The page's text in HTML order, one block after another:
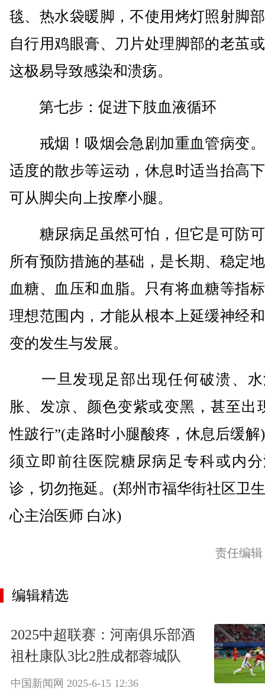
毯、热水袋暖脚，不使用烤灯照射脚
自行用鸡眼膏、刀片处理脚部的老茧
这极易导致感染和溃疡。
第七步：促进下肢血液循环
戒烟！吸烟会急剧加重血管病变
适度的散步等运动，休息时适当抬高
可从脚尖向上按摩小腿。
糖尿病足虽然可怕，但它是可防
所有预防措施的基础，是长期、稳定
血糖、血压和血脂。只有将血糖等指
理想范围内，才能从根本上延缓神经
变的发生与发展。
一旦发现足部出现任何破溃、水
胀、发凉、颜色变紫或变黑，甚至出
性跛行”(走路时小腿酸疼，休息后缓解
须立即前往医院糖尿病足专科或内
诊，切勿拖延。(郑州市福华街社区卫
心主治医师 白冰)
责任编
编辑精选
2025中超联赛：河南俱乐部酒
祖杜康队3比2胜成都蓉城队
中国新闻网 2025-6-15 12:36